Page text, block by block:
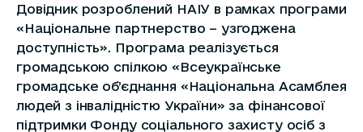
Довідник розроблений НАІУ в рамках програми
«Національне партнерство – узгоджена
доступність». Програма реалізується
громадською спілкою «Всеукраїнське
громадське об’єднання «Національна Асамблея
людей з інвалідністю України» за фінансової
підтримки Фонду соціального захисту осіб з